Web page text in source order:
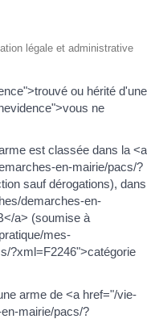
légale et administrative
ou hérité d'une
ne
est classée dans la <a
en-mairie/pacs/?
sauf dérogations), dans
demarches-en-
a> (soumise à
mes-
?xml=F2246">catégorie
arme de <a href="/vie-
mairie/pacs/?